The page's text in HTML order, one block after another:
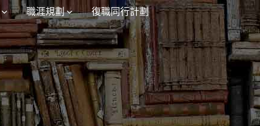
職涯規劃 復職同行計劃